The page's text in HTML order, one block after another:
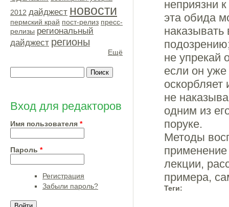
неприязни
эта обида
наказывать
не упрекай
если он
оскорбляет
не
одним из
поруке.
Методы
лекции,
примера,
Теги:
2012 дайджест новости
пермский край пост-релиз пресс-
релизы региональный
дайджест регионы
Ещё
Вход для редакторов
Имя пользователя *
Пароль *
Регистрация
Забыли пароль?